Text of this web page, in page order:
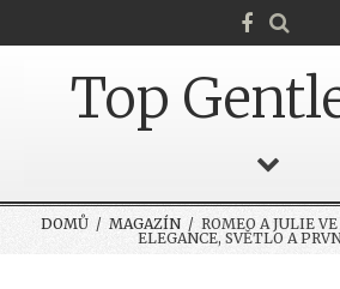
Top
DOMŮ / MAGAZÍN / ROMEO A JULIE
ELEGANCE, SVĚTLO A